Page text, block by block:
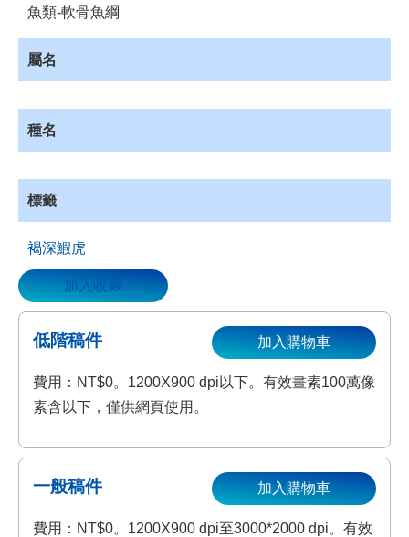
理
藏
魚類-軟骨魚綱
屬名
種名
標籤
褐深鰕虎
加入收藏
低階稿件
費用：NT$0。1200X900 dpi以下。有效畫素100萬像
素含以下，僅供網頁使用。
加入購物車
一般稿件
費用：NT$0。1200X900 dpi至3000*2000 dpi。有效
加入購物車